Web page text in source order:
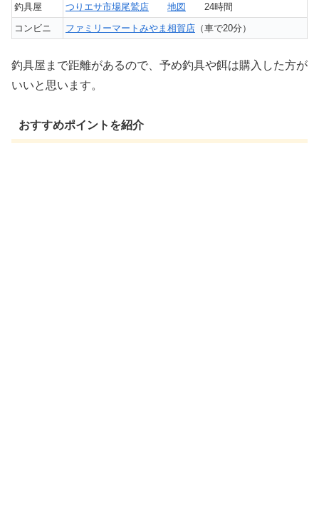
釣具屋 つりエサ市場尾鷲店 地図
24時間
コンビニ
ファミリーマートみやま相賀店 （車で20分）
釣具屋まで距離があるので、予め釣具や餌は購入した方が
いいと思います。
おすすめポイントを紹介